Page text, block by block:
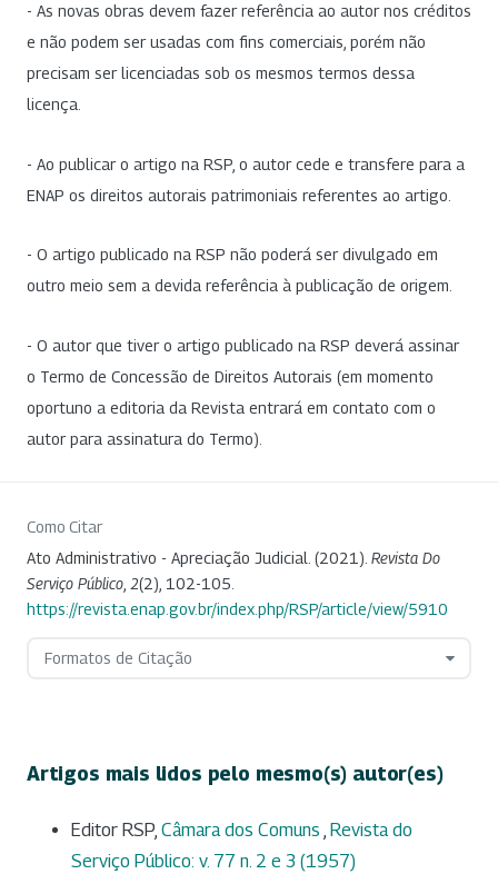
- As novas obras devem fazer referência ao autor nos créditos
e não podem ser usadas com fins comerciais, porém não
precisam ser licenciadas sob os mesmos termos dessa
licença.
- Ao publicar o artigo na RSP, o autor cede e transfere para a
ENAP os direitos autorais patrimoniais referentes ao artigo.
- O artigo publicado na RSP não poderá ser divulgado em
outro meio sem a devida referência à publicação de origem.
- O autor que tiver o artigo publicado na RSP deverá assinar
o Termo de Concessão de Direitos Autorais (em momento
oportuno a editoria da Revista entrará em contato com o
autor para assinatura do Termo).
Como Citar
Ato Administrativo - Apreciação Judicial. (2021). Revista Do
Serviço Público 2(2), 102-105.
https://revista.enap.gov.br/index.php/RSP/article/view/5910
Formatos de Citação
Artigos mais lidos pelo mesmo(s) autor(es)
Editor RSP, Câmara dos Comuns , Revista do
Serviço Público: v. 77 n. 2 e 3 (1957)